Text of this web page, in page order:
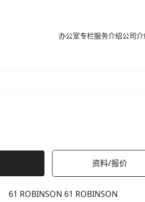
办公室专栏服务介绍公司介
资料/报价
61 ROBINSON 61 ROBINSON